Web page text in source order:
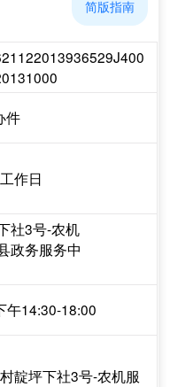
件
作日
社3号-农机
政务服务中
午14:30-18:00
靛坪下社3号-农机服
简版指南